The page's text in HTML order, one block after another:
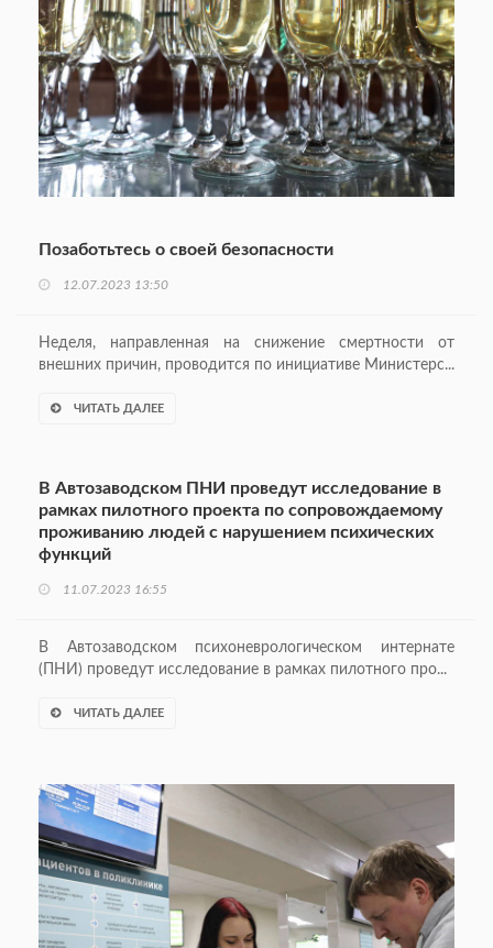
Позаботьтесь о своей безопасности
12.07.2023 13:50
Неделя, направленная на снижение смертности от
внешних причин, проводится по инициативе Министерс...
ЧИТАТЬ ДАЛЕЕ
В Автозаводском ПНИ проведут исследование в
рамках пилотного проекта по сопровождаемому
проживанию людей с нарушением психических
функций
11.07.2023 16:55
В Автозаводском психоневрологическом интернате
(ПНИ) проведут исследование в рамках пилотного про...
ЧИТАТЬ ДАЛЕЕ